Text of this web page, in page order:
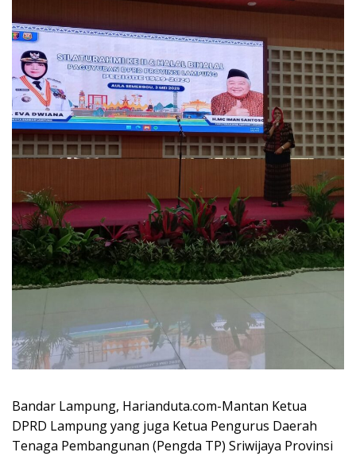
Bandar Lampung, Harianduta.com-Mantan Ketua
DPRD Lampung yang juga Ketua Pengurus Daerah
Tenaga Pembangunan (Pengda TP) Sriwijaya Provinsi